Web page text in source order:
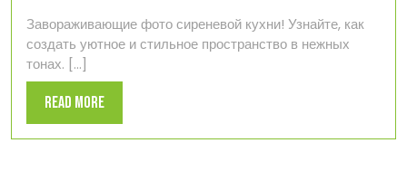
от
идеи
Завораживающие фото сиреневой кухни! Узнайте, как
создать уютное и стильное пространство в нежных
тонах. [...]
Read MoreRead
More